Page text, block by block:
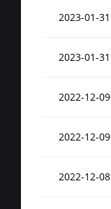
2023-01-31
2023-01-31
2022-12-09
2022-12-09
2022-12-08